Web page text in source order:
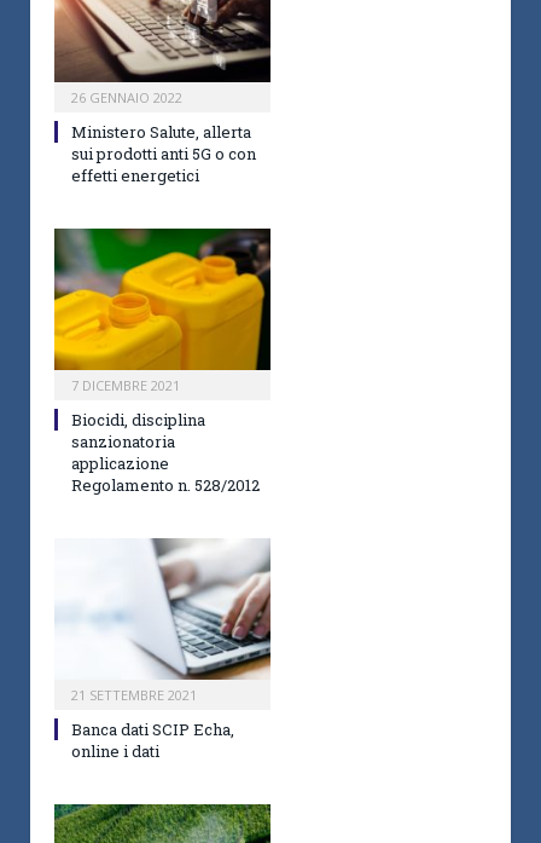
26 GENNAIO 2022
Ministero Salute, allerta
sui prodotti anti 5G o con
effetti energetici
7 DICEMBRE 2021
Biocidi, disciplina
sanzionatoria
applicazione
Regolamento n. 528/2012
21 SETTEMBRE 2021
Banca dati SCIP Echa,
online i dati